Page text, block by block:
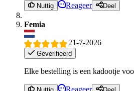
Nuttig Reageer Deel
Femia
21-7-2026
Geverifieerd
Elke bestelling is een kadootje